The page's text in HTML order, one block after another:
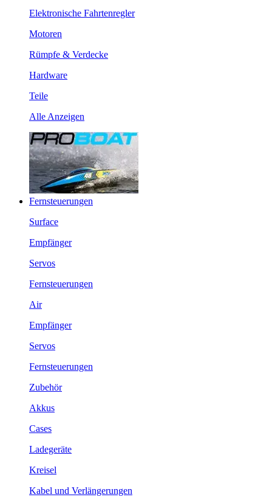
Elektronische Fahrtenregler
Motoren
Rümpfe & Verdecke
Hardware
Teile
Alle Anzeigen
Fernsteuerungen
Surface
Empfänger
Servos
Fernsteuerungen
Air
Empfänger
Servos
Fernsteuerungen
Zubehör
Akkus
Cases
Ladegeräte
Kreisel
Kabel und Verlängerungen